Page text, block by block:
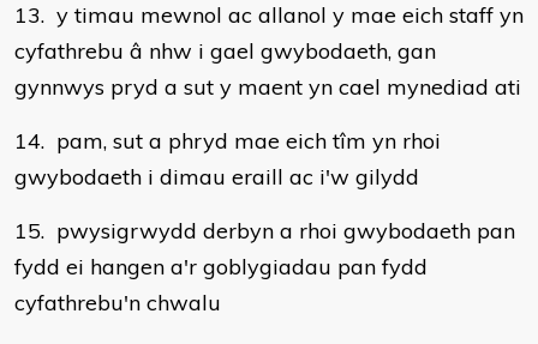
13. y timau mewnol ac allanol y mae eich staff yn
cyfathrebu â nhw i gael gwybodaeth, gan
gynnwys pryd a sut y maent yn cael mynediad ati
14. pam, sut a phryd mae eich tîm yn rhoi
gwybodaeth i dimau eraill ac i'w gilydd
15. pwysigrwydd derbyn a rhoi gwybodaeth pan
fydd ei hangen a'r goblygiadau pan fydd
cyfathrebu'n chwalu